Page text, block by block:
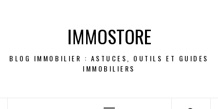
IMMOSTORE
BLOG IMMOBILIER : ASTUCES, OUTILS ET GUIDES
IMMOBILIERS